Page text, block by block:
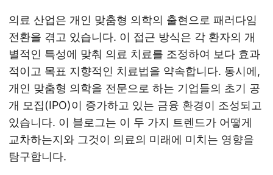
의료 산업은 개인 맞춤형 의학의 출현으로 패러다임
전환을 겪고 있습니다. 이 접근 방식은 각 환자의 개
별적인 특성에 맞춰 의료 치료를 조정하여 보다 효과
적이고 목표 지향적인 치료법을 약속합니다. 동시에,
개인 맞춤형 의학을 전문으로 하는 기업들의 초기 공
개 모집(IPO)이 증가하고 있는 금융 환경이 조성되고
있습니다. 이 블로그는 이 두 가지 트렌드가 어떻게
교차하는지와 그것이 의료의 미래에 미치는 영향을
탐구합니다.